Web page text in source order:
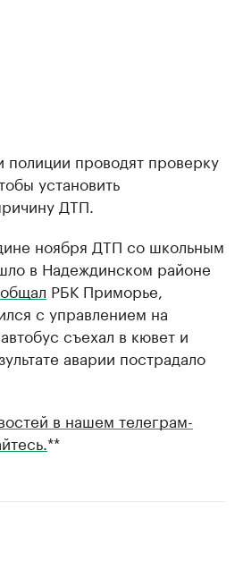
полиции проводят проверку
установить
ДТП.
ноября ДТП со школьным
в Надеждинском районе
РБК Приморье,
с управлением на
съехал в кювет и
аварии пострадало
в нашем телеграм-
**